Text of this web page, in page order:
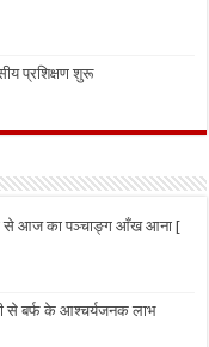
प्रशिक्षण शुरू
जी से आज का पञ्चाङ्ग आँख आना [
से बर्फ के आश्चर्यजनक लाभ